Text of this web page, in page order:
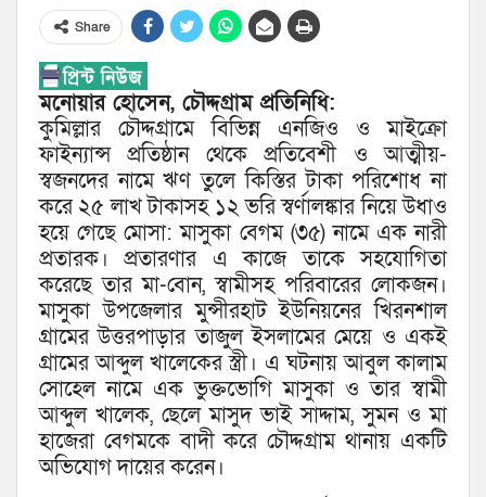
Share
মনোয়ার হোসেন, চৌদ্দগ্রাম প্রতিনিধি:
কুমিল্লার চৌদ্দগ্রামে বিভিন্ন এনজিও ও মাইক্রো
ফাইন্যান্স প্রতিষ্ঠান থেকে প্রতিবেশী ও আত্মীয়-
স্বজনদের নামে ঋণ তুলে কিস্তির টাকা পরিশোধ না
করে ২৫ লাখ টাকাসহ ১২ ভরি স্বর্ণালঙ্কার নিয়ে উধাও
হয়ে গেছে মোসা: মাসুকা বেগম (৩৫) নামে এক নারী
প্রতারক। প্রতারণার এ কাজে তাকে সহযোগিতা
করেছে তার মা-বোন, স্বামীসহ পরিবারের লোকজন।
মাসুকা উপজেলার মুন্সীরহাট ইউনিয়নের খিরনশাল
গ্রামের উত্তরপাড়ার তাজুল ইসলামের মেয়ে ও একই
গ্রামের আব্দুল খালেকের স্ত্রী। এ ঘটনায় আবুল কালাম
সোহেল নামে এক ভুক্তভোগি মাসুকা ও তার স্বামী
আব্দুল খালেক, ছেলে মাসুদ ভাই সাদ্দাম, সুমন ও মা
হাজেরা বেগমকে বাদী করে চৌদ্দগ্রাম থানায় একটি
অভিযোগ দায়ের করেন।